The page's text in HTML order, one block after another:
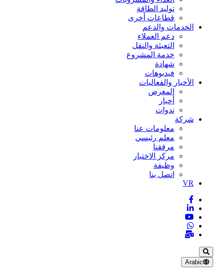
توليد الطاقة
قطاعات أخرى
الخدمات والدعم
دعم العملاء
التعبئة والنقل
خدمة المشروع
شهادة
فيديوهات
الأخبار والفعاليات
المعرض
أخبار
ندوات
شركة
معلومات عنا
معلم رئيسي
مرفقنا
مركز الاختبار
وظيفة
اتصل بنا
VR
Arabic